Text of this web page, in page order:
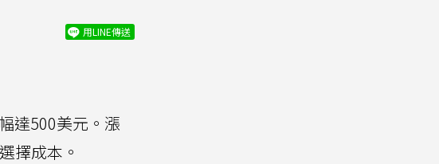
用LINE傳送
達500美元。漲
擇成本。